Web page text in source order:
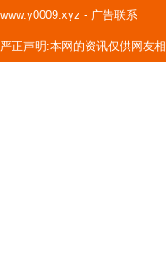
www.y0009.xyz - 广告联系
严正声明:本网的资讯仅供网友